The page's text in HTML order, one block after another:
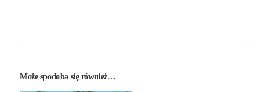
Może spodoba się również…